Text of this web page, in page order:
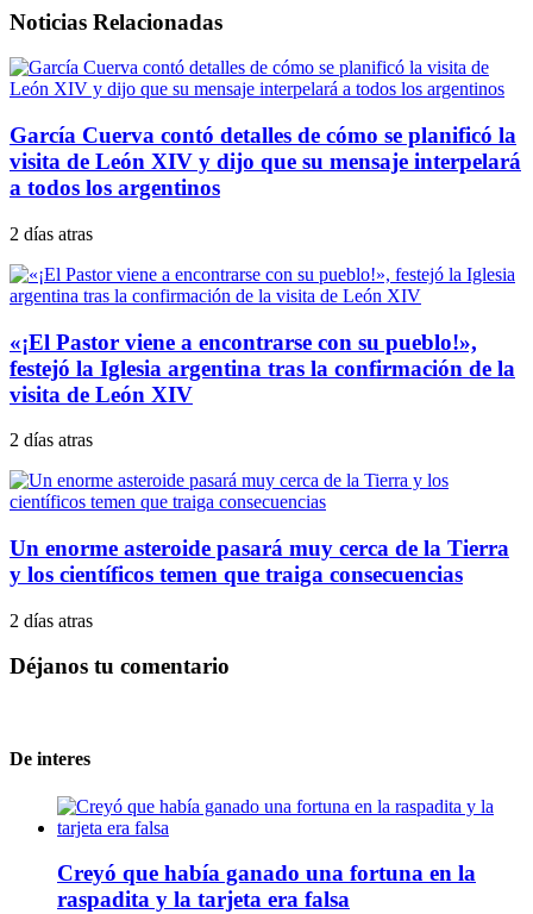
Noticias Relacionadas
García Cuerva contó detalles de cómo se planificó la
visita de León XIV y dijo que su mensaje interpelará
a todos los argentinos
2 días atras
«¡El Pastor viene a encontrarse con su pueblo!»,
festejó la Iglesia argentina tras la confirmación de la
visita de León XIV
2 días atras
Un enorme asteroide pasará muy cerca de la Tierra
y los científicos temen que traiga consecuencias
2 días atras
Déjanos tu comentario
De interes
Creyó que había ganado una fortuna en la
raspadita y la tarjeta era falsa